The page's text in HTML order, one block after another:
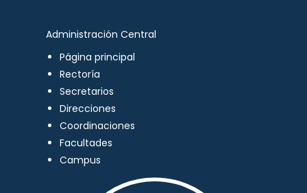
Administración Central
Página principal
Rectoría
Secretarios
Direcciones
Coordinaciones
Facultades
Campus